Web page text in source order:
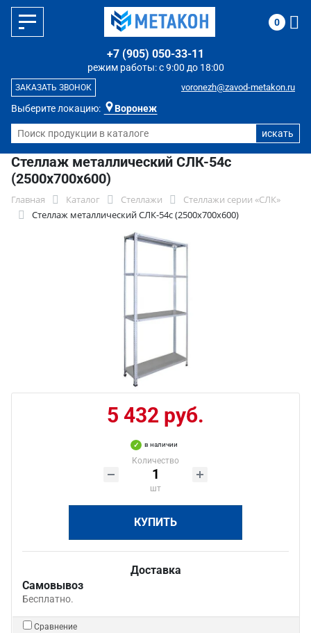
Выберите локацию: Воронеж
режим работы: с 9:00 до 18:00
+7 (905) 050-33-11
voronezh@zavod-metakon.ru
ЗАКАЗАТЬ ЗВОНОК
0
Стеллаж металлический СЛК-54c
(2500x700x600)
Главная Каталог Стеллажи
Стеллажи серии «СЛК»
Стеллаж металлический СЛК-54c (2500x700x600)
5 432 руб.
в наличии
Количество
шт
КУПИТЬ
Доставка
Самовывоз
Бесплатно.
Сравнение